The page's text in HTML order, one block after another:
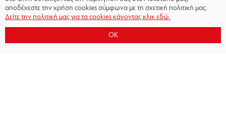
αποδέχεστε την χρήση cookies σύμφωνα με τη σχετική πολιτική μας.
Δείτε την πολιτική μας για τα cookies κάνοντας κλικ εδώ.
OK